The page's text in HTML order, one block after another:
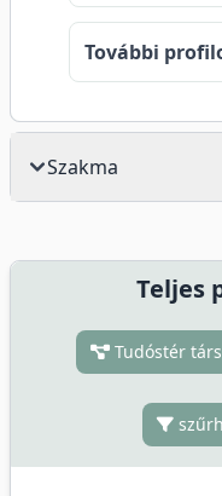
További
Szakma
Teljes
Tudóstér